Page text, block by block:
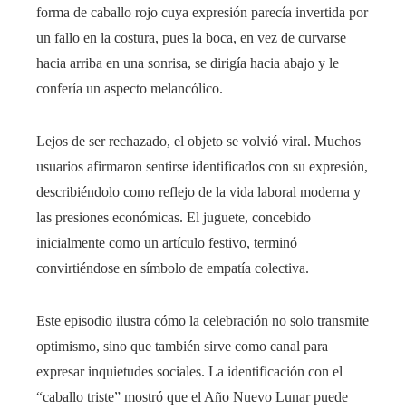
forma de caballo rojo cuya expresión parecía invertida por
un fallo en la costura, pues la boca, en vez de curvarse
hacia arriba en una sonrisa, se dirigía hacia abajo y le
confería un aspecto melancólico.
Lejos de ser rechazado, el objeto se volvió viral. Muchos
usuarios afirmaron sentirse identificados con su expresión,
describiéndolo como reflejo de la vida laboral moderna y
las presiones económicas. El juguete, concebido
inicialmente como un artículo festivo, terminó
convirtiéndose en símbolo de empatía colectiva.
Este episodio ilustra cómo la celebración no solo transmite
optimismo, sino que también sirve como canal para
expresar inquietudes sociales. La identificación con el
“caballo triste” mostró que el Año Nuevo Lunar puede